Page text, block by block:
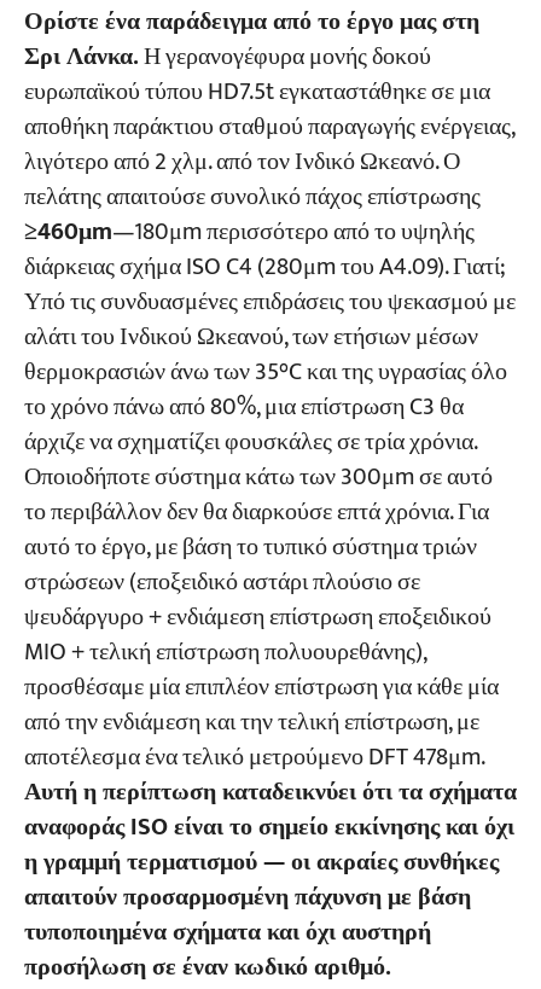
Ορίστε ένα παράδειγμα από το έργο μας στη
Σρι Λάνκα.Η γερανογέφυρα μονής δοκού
ευρωπαϊκού τύπου HD7.5t εγκαταστάθηκε σε μια
αποθήκη παράκτιου σταθμού παραγωγής ενέργειας,
λιγότερο από 2 χλμ. από τον Ινδικό Ωκεανό. Ο
πελάτης απαιτούσε συνολικό πάχος επίστρωσης
≥460μm—180μm περισσότερο από το υψηλής
διάρκειας σχήμα ISO C4 (280μm του A4.09). Γιατί;
Υπό τις συνδυασμένες επιδράσεις του ψεκασμού με
αλάτι του Ινδικού Ωκεανού, των ετήσιων μέσων
θερμοκρασιών άνω των 35°C και της υγρασίας όλο
το χρόνο πάνω από 80%, μια επίστρωση C3 θα
άρχιζε να σχηματίζει φουσκάλες σε τρία χρόνια.
Οποιοδήποτε σύστημα κάτω των 300μm σε αυτό
το περιβάλλον δεν θα διαρκούσε επτά χρόνια. Για
αυτό το έργο, με βάση το τυπικό σύστημα τριών
στρώσεων (εποξειδικό αστάρι πλούσιο σε
ψευδάργυρο + ενδιάμεση επίστρωση εποξειδικού
MIO + τελική επίστρωση πολυουρεθάνης),
προσθέσαμε μία επιπλέον επίστρωση για κάθε μία
από την ενδιάμεση και την τελική επίστρωση, με
αποτέλεσμα ένα τελικό μετρούμενο DFT 478μm.
Αυτή η περίπτωση καταδεικνύει ότι τα σχήματα
αναφοράς ISO είναι το σημείο εκκίνησης και όχι
η γραμμή τερματισμού — οι ακραίες συνθήκες
απαιτούν προσαρμοσμένη πάχυνση με βάση
τυποποιημένα σχήματα και όχι αυστηρή
προσήλωση σε έναν κωδικό αριθμό.